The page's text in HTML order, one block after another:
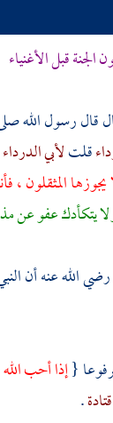
قبل الأغنياء
قال رسول الله
قلتلأبي الدرداء
المثقلون ،
يتكأدك عفو عن
رضي الله عنه أن
{إذا أحب
قتادة.